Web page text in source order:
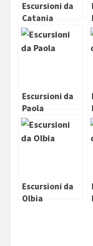
Escursioni da
Catania
Escursioni da
Paola
Escursioni da
Olbia